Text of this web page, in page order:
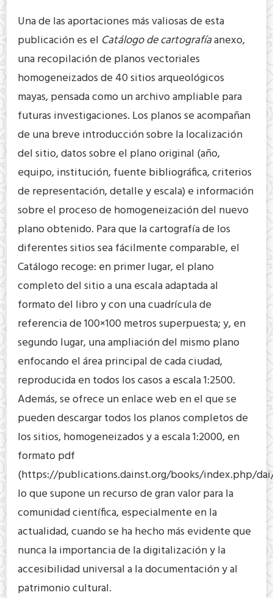
Una de las aportaciones más valiosas de esta
publicación es el Catálogo de cartografíaanexo,
una recopilación de planos vectoriales
homogeneizados de 40 sitios arqueológicos
mayas, pensada como un archivo ampliable para
futuras investigaciones. Los planos se acompañan
de una breve introducción sobre la localización
del sitio, datos sobre el plano original (año,
equipo, institución, fuente bibliográfica, criterios
de representación, detalle y escala) e información
sobre el proceso de homogeneización del nuevo
plano obtenido. Para que la cartografía de los
diferentes sitios sea fácilmente comparable, el
Catálogo recoge: en primer lugar, el plano
completo del sitio a una escala adaptada al
formato del libro y con una cuadrícula de
referencia de 100×100 metros superpuesta; y, en
segundo lugar, una ampliación del mismo plano
enfocando el área principal de cada ciudad,
reproducida en todos los casos a escala 1:2500.
Además, se ofrece un enlace web en el que se
pueden descargar todos los planos completos de
los sitios, homogeneizados y a escala 1:2000, en
formato pdf
(https://publications.dainst.org/books/index.php/
lo que supone un recurso de gran valor para la
comunidad científica, especialmente en la
actualidad, cuando se ha hecho más evidente que
nunca la importancia de la digitalización y la
accesibilidad universal a la documentación y al
patrimonio cultural.